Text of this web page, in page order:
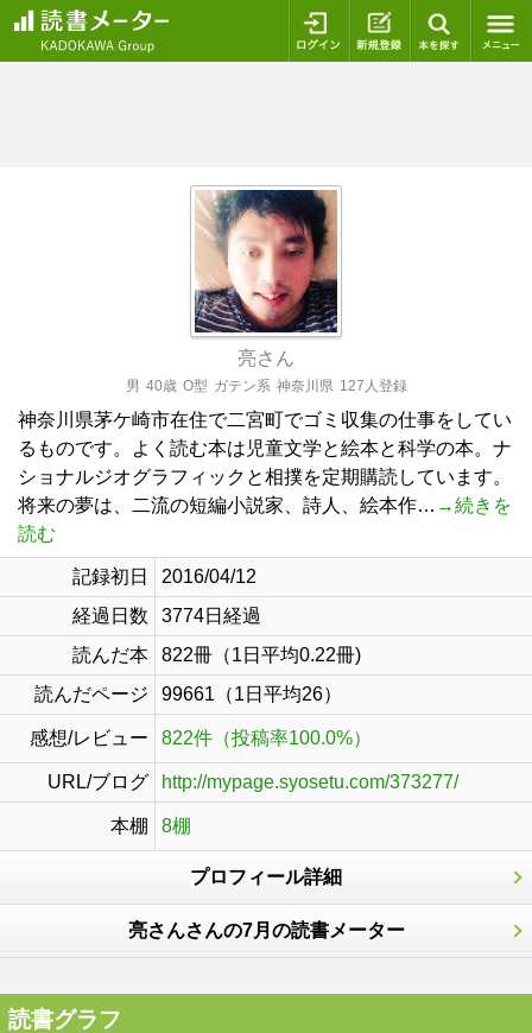
ログイン 新規登録
亮さん
男 40歳 O型 ガテン系 神奈川県 127人登録
神奈川県茅ケ崎市在住で二宮町でゴミ収集の仕事をしてい
るものです。よく読む本は児童文学と絵本と科学の本。ナ
ショナルジオグラフィックと相撲を定期購読しています。
将来の夢は、二流の短編小説家、詩人、絵本作… →続きを
読む
記録初日
2016/04/12
経過日数
3774日経過
読んだ本
822冊（1日平均0.22冊)
読んだページ
99661（1日平均26）
感想/レビュー 822件（投稿率100.0%）
URL/ブログ http://mypage.syosetu.com/373277/
本棚 8棚
プロフィール詳細
亮さんさんの7月の読書メーター
読書グラフ